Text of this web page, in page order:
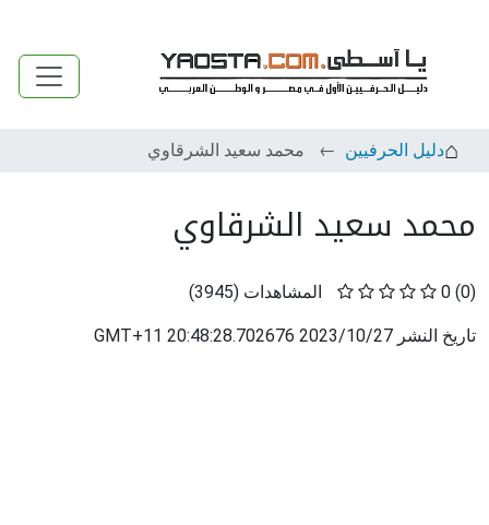
دليل الحرفيين محمد سعيد الشرقاوي
محمد سعيد الشرقاوي
(0)
0 المشاهدات (
3945
)
تاريخ النشر 2023/10/27 20:48:28.702676 GMT+11